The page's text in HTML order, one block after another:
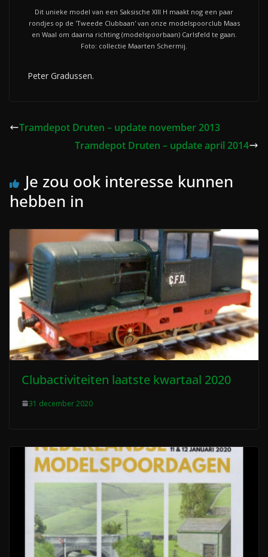
Dit unieke model van een Saksische XIII H maakt nog een paar
rondjes op de 'Tweede Clubbaan' van onze modelspoorclub Maas
en Waal om daarna richting (modelspoorbaan) Carlsfeld te gaan.
Foto: collectie Maarten Schermij.
Peter Gradussen.
Tramdepot Druten – update november 2013
Tramdepot Druten – update april 2014
Je zou ook interesse kunnen
hebben in
Clubactiviteiten laatste kwartaal 2020
31 december 2020